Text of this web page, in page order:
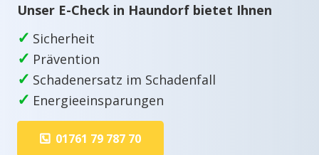
Unser E-Check in Haundorf bietet Ihnen
✓ Sicherheit
✓ Prävention
✓ Schadenersatz im Schadenfall
✓ Energieeinsparungen
01761 79 787 70